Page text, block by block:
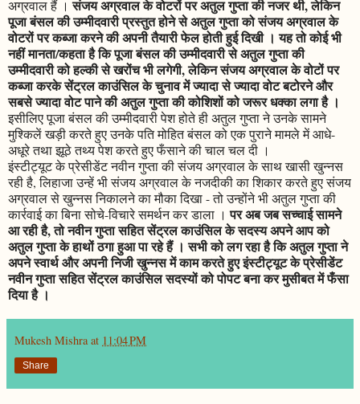
अग्रवाल हैं ।संजय अग्रवाल के वोटरों पर अतुल गुप्ता की नजर थी, लेकिन
पूजा बंसल की उम्मीदवारी प्रस्तुत होने से अतुल गुप्ता को संजय अग्रवाल के
वोटरों पर कब्जा करने की अपनी तैयारी फेल होती हुई दिखी । यह तो कोई भी
नहीं मानता/कहता है कि पूजा बंसल की उम्मीदवारी से अतुल गुप्ता की
उम्मीदवारी को हल्की से खरोंच भी लगेगी, लेकिन संजय अग्रवाल के वोटों पर
कब्जा करके सेंट्रल काउंसिल के चुनाव में ज्यादा से ज्यादा वोट बटोरने और
सबसे ज्यादा वोट पाने की अतुल गुप्ता की कोशिशों को जरूर धक्का लगा है ।
इसीलिए पूजा बंसल की उम्मीदवारी पेश होते ही अतुल गुप्ता ने उनके सामने
मुश्किलें खड़ी करते हुए उनके पति मोहित बंसल को एक पुराने मामले में आधे-
अधूरे तथा झूठे तथ्य पेश करते हुए फँसाने की चाल चल दी ।
इंस्टीट्यूट के प्रेसीडेंट नवीन गुप्ता की संजय अग्रवाल के साथ खासी खुन्नस
रही है, लिहाजा उन्हें भी संजय अग्रवाल के नजदीकी का शिकार करते हुए संजय
अग्रवाल से खुन्नस निकालने का मौका दिखा - तो उन्होंने भी अतुल गुप्ता की
कार्रवाई का बिना सोचे-विचारे समर्थन कर डाला ।पर अब जब सच्चाई सामने
आ रही है, तो नवीन गुप्ता सहित सेंट्रल काउंसिल के सदस्य अपने आप को
अतुल गुप्ता के हाथों ठगा हुआ पा रहे हैं । सभी को लग रहा है कि अतुल गुप्ता ने
अपने स्वार्थ और अपनी निजी खुन्नस में काम करते हुए इंस्टीट्यूट के प्रेसीडेंट
नवीन गुप्ता सहित सेंट्रल काउंसिल सदस्यों को पोपट बना कर मुसीबत में फँसा
दिया है ।
Mukesh Mishra at 11:04 PM
Share